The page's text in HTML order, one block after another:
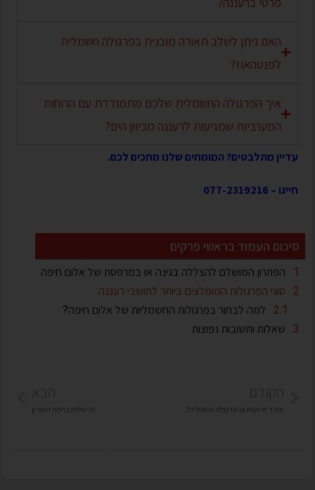
האם ניתן לשלב תאורה מובנית בפרגולה חשמלית
לפנטהאוז?
איך הפרגולה החשמלית שלכם מתמודדת עם הרוחות
המערביות שמגיעות לרעננה מכיוון הים?
עדיין מתלבטים? המומחים שלנו מחכים לכם.
חייגו – 077-2319216
סיכום העמוד בראשי פרקים
הפתרון המושלם להצללה בגינה או במרפסת של אלום חיפה
סוגי הפרגולות המומלצים ביותר לתושבי רעננה:
למה לבחור בפרגולות החשמליות של אלום חיפה?
שאלות ותשובות נפוצות
סוכך זרועות או פרגולה חשמלית? פרגולות ברמת השרון